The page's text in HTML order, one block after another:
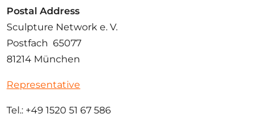
Postal Address
Sculpture Network e. V.
Postfach 65077
81214 München
Representative
Tel.: +49 1520 51 67 586